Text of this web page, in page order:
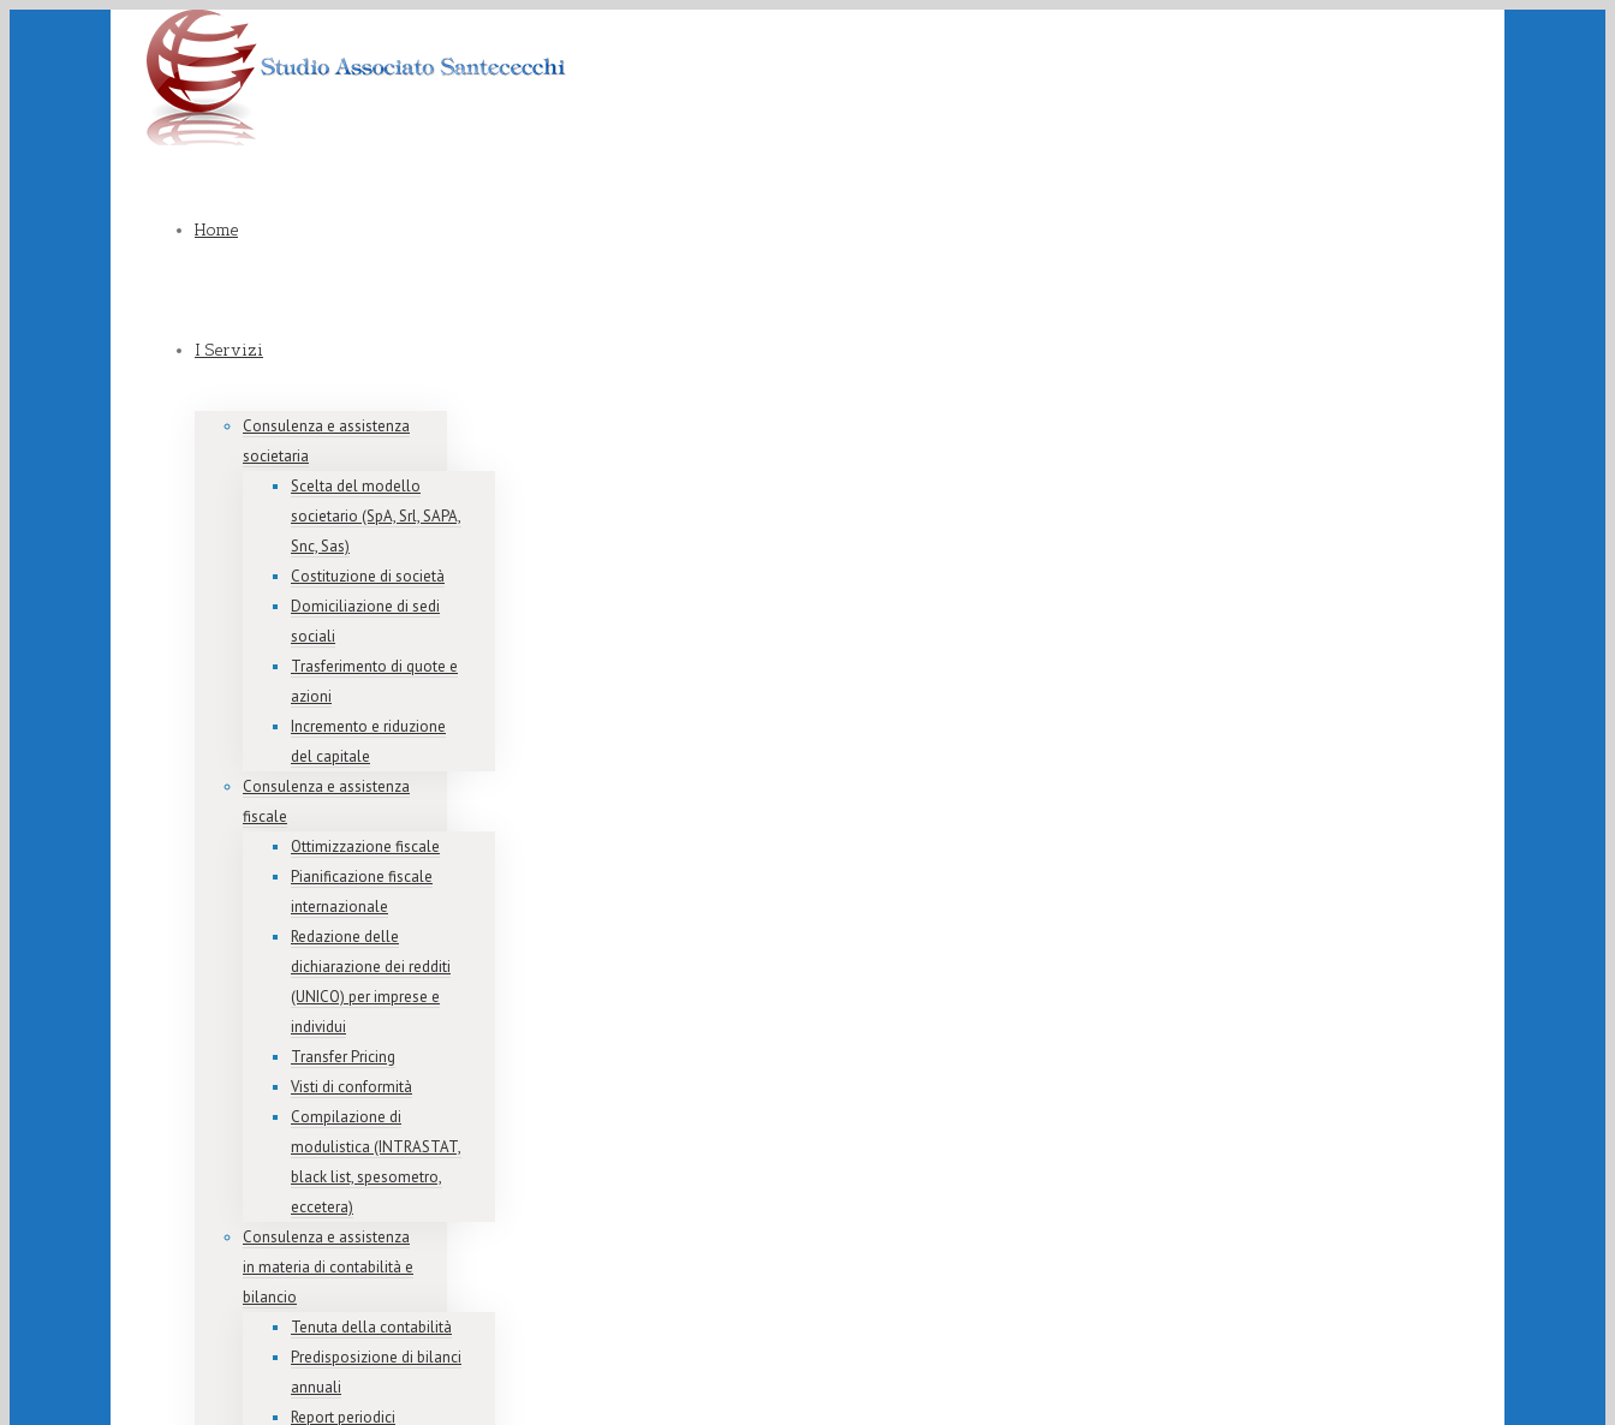
Home
I Servizi
Consulenza e assistenza
societaria
Scelta del modello
societario (SpA, Srl, SAPA,
Snc, Sas)
Costituzione di società
Domiciliazione di sedi
sociali
Trasferimento di quote e
azioni
Incremento e riduzione
del capitale
Consulenza e assistenza
fiscale
Ottimizzazione fiscale
Pianificazione fiscale
internazionale
Redazione delle
dichiarazione dei redditi
(UNICO) per imprese e
individui
Transfer Pricing
Visti di conformità
Compilazione di
modulistica (INTRASTAT,
black list, spesometro,
eccetera)
Consulenza e assistenza
in materia di contabilità e
bilancio
Tenuta della contabilità
Predisposizione di bilanci
annuali
Report periodici